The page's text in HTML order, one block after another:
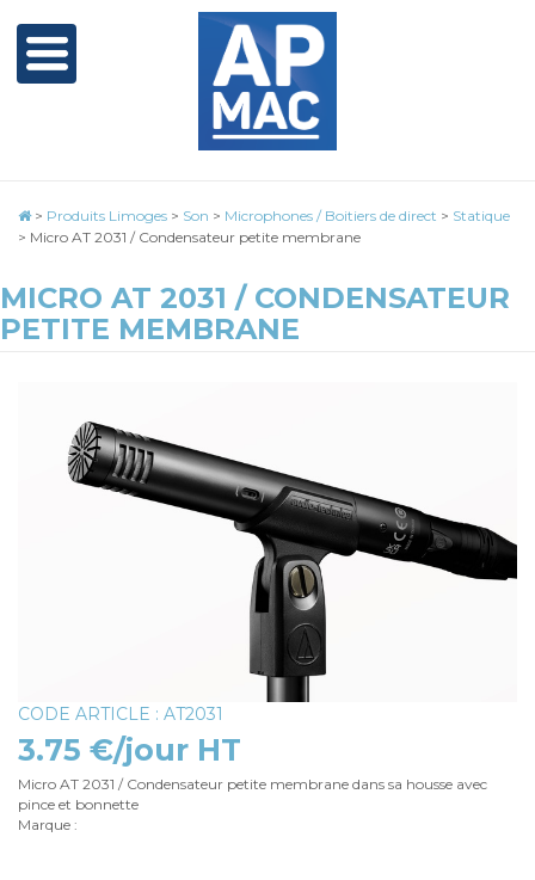
> Produits Limoges > Son > Microphones / Boitiers de direct > Statique
> Micro AT 2031 / Condensateur petite membrane
MICRO AT 2031 / CONDENSATEUR
PETITE MEMBRANE
CODE ARTICLE : AT2031
3.75 €/jour HT
Micro AT 2031 / Condensateur petite membrane dans sa housse avec
pince et bonnette
Marque :